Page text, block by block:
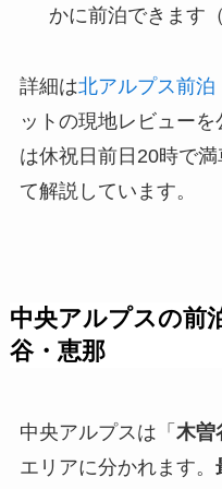
かに前泊できます
詳細は北アルプス前泊
ットの現地レビュー
は休祝日前日20時で
て解説しています。
中央アルプスの前
谷・恵那
中央アルプスは「 木曽
エリアに分かれます。